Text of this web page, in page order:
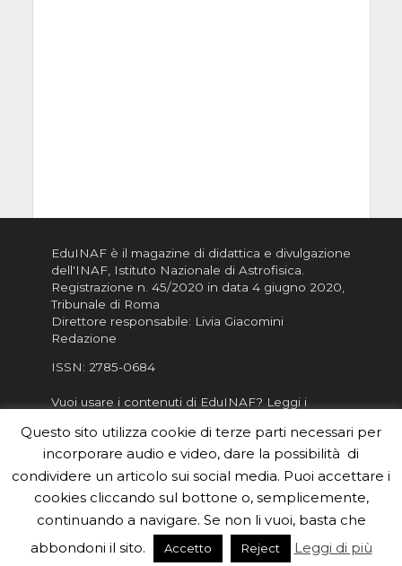
EduINAF è il magazine di didattica e divulgazione
dell'INAF, Istituto Nazionale di Astrofisica
Registrazione n. 45/2020 in data 4 giugno 2020,
Tribunale di Roma
Direttore responsabile: Livia Giacomini
Redazione
ISSN: 2785-0684
Vuoi usare i contenuti di EduINAF? Leggi i
Informativa sulla Privacy
Informatva sui Cookie
Per la rubrica de l'Astronomo risponde, per
inviarci le tue foto o i tuoi contributi, scrivici a
redazione.edu [chiocciola] inaf.it oppure
il form
Questo sito utilizza cookie di terze parti necessari per
incorporare audio e video, dare la possibilità di
condividere un articolo sui social media. Puoi accettare i
cookies cliccando sul bottone o, semplicemente,
continuando a navigare. Se non li vuoi, basta che
abbondoni il sito.
Accetto Reject Leggi di più